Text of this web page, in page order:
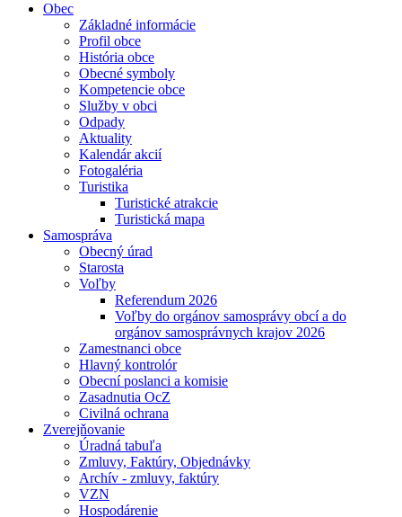
Obec
Základné informácie
Profil obce
História obce
Obecné symboly
Kompetencie obce
Služby v obci
Odpady
Aktuality
Kalendár akcií
Fotogaléria
Turistika
Turistické atrakcie
Turistická mapa
Samospráva
Obecný úrad
Starosta
Voľby
Referendum 2026
Voľby do orgánov samosprávy obcí a do
orgánov samosprávnych krajov 2026
Zamestnanci obce
Hlavný kontrolór
Obecní poslanci a komisie
Zasadnutia OcZ
Civilná ochrana
Zverejňovanie
Úradná tabuľa
Zmluvy, Faktúry, Objednávky
Archív - zmluvy, faktúry
VZN
Hospodárenie